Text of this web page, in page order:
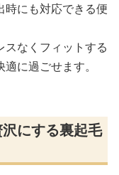
時にも対応できる便
なくフィットする
に過ごせます。
にする裏起毛